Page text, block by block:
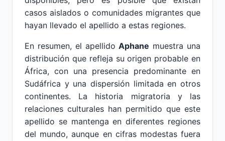
casos aislados o comunidades migrantes que
hayan llevado el apellido a estas regiones.
En resumen, el apellidoAphane muestra una
distribución que refleja su origen probable en
África, con una presencia predominante en
Sudáfrica y una dispersión limitada en otros
continentes. La historia migratoria y las
relaciones culturales han permitido que este
apellido se mantenga en diferentes regiones
del mundo, aunque en cifras modestas fuera